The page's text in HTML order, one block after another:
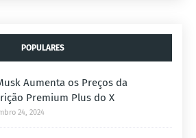
POPULARES
Aumenta os Preços da
Premium Plus do X
24, 2024